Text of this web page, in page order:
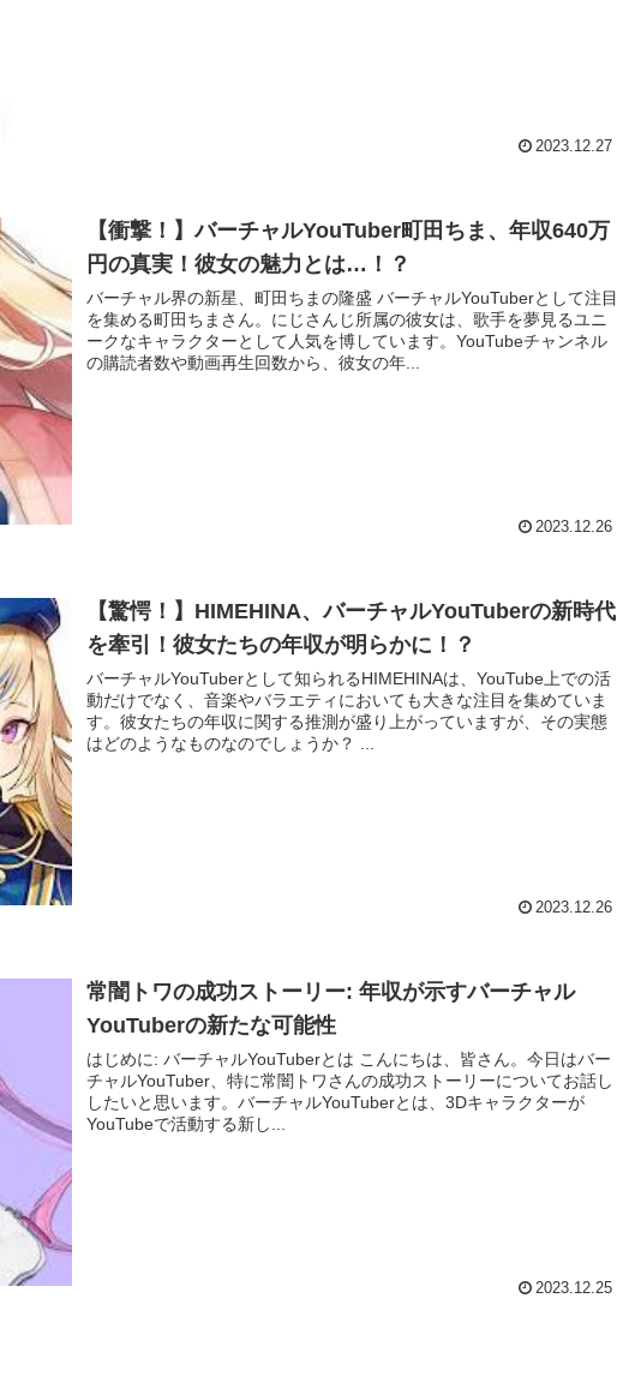
2023.12.27
【衝撃！】バーチャルYouTuber町田ちま、年収640万
円の真実！彼女の魅力とは…！？
バーチャル界の新星、町田ちまの隆盛 バーチャルYouTuberとして注目
を集める町田ちまさん。にじさんじ所属の彼女は、歌手を夢見るユニ
ークなキャラクターとして人気を博しています。YouTubeチャンネル
の購読者数や動画再生回数から、彼女の年...
2023.12.26
【驚愕！】HIMEHINA、バーチャルYouTuberの新時代
を牽引！彼女たちの年収が明らかに！？
バーチャルYouTuberとして知られるHIMEHINAは、YouTube上での活
動だけでなく、音楽やバラエティにおいても大きな注目を集めていま
す。彼女たちの年収に関する推測が盛り上がっていますが、その実態
はどのようなものなのでしょうか？ ...
2023.12.26
常闇トワの成功ストーリー: 年収が示すバーチャル
YouTuberの新たな可能性
はじめに: バーチャルYouTuberとは こんにちは、皆さん。今日はバー
チャルYouTuber、特に常闇トワさんの成功ストーリーについてお話し
したいと思います。バーチャルYouTuberとは、3Dキャラクターが
YouTubeで活動する新し...
2023.12.25